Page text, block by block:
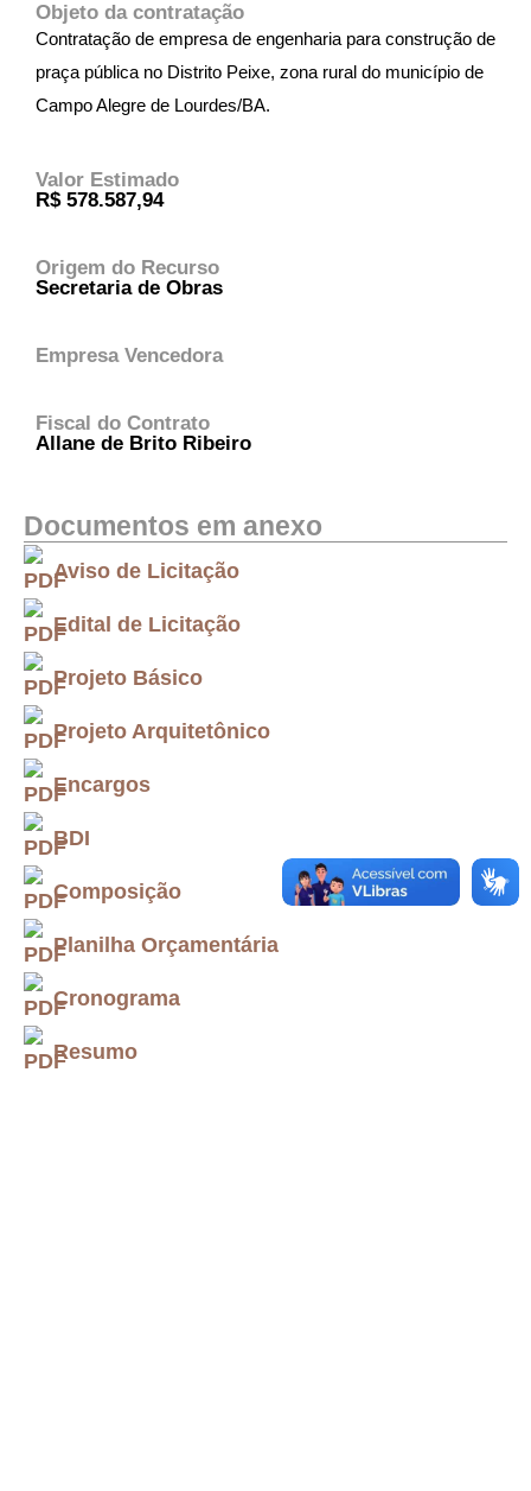
Objeto da contratação
Contratação de empresa de engenharia para construção de
praça pública no Distrito Peixe, zona rural do município de
Campo Alegre de Lourdes/BA.
Valor Estimado
R$ 578.587,94
Origem do Recurso
Secretaria de Obras
Empresa Vencedora
Fiscal do Contrato
Allane de Brito Ribeiro
Documentos em anexo
Aviso de Licitação
Edital de Licitação
Projeto Básico
Projeto Arquitetônico
Encargos
BDI
Composição
Planilha Orçamentária
Cronograma
Resumo